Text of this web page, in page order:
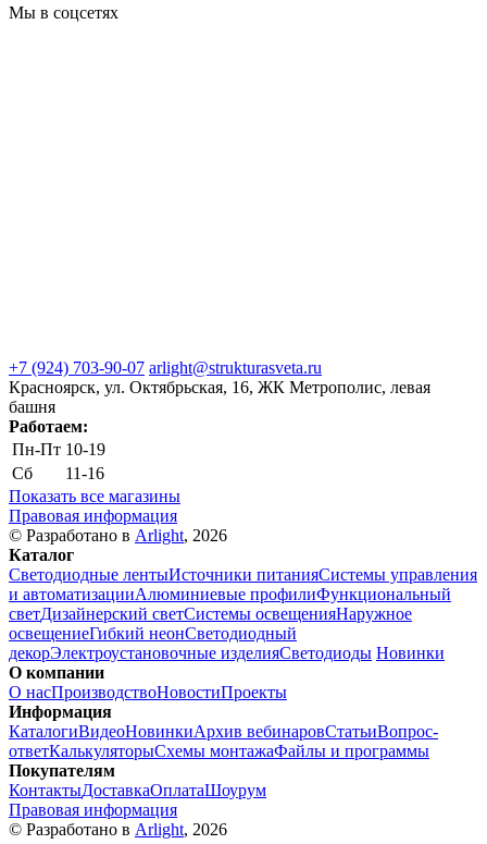
Мы в соцсетях
+7 (924) 703-90-07 arlight@strukturasveta.ru
Красноярск, ул. Октябрьская, 16, ЖК Метрополис, левая
башня
Работаем:
Пн-Пт 10-19
Сб
11-16
Показать все магазины
Правовая информация
© Разработано в Arlight, 2026
Каталог
Светодиодные лентыИсточники питанияСистемы управления
и автоматизацииАлюминиевые профилиФункциональный
светДизайнерский светСистемы освещенияНаружное
освещениеГибкий неонСветодиодный
декорЭлектроустановочные изделияСветодиоды Новинки
О компании
О насПроизводствоНовостиПроекты
Информация
КаталогиВидеоНовинкиАрхив вебинаровСтатьиВопрос-
ответКалькуляторыСхемы монтажаФайлы и программы
Покупателям
КонтактыДоставкаОплатаШоурум
Правовая информация
© Разработано в Arlight, 2026